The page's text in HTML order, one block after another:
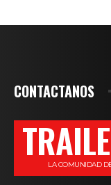
CONTACTANOS
LA COMUNIDAD